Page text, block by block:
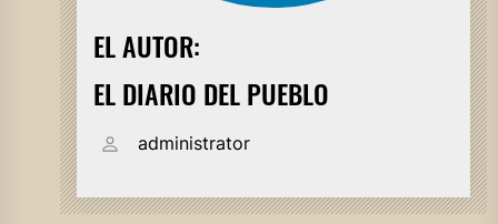
EL AUTOR:
EL DIARIO DEL PUEBLO
administrator